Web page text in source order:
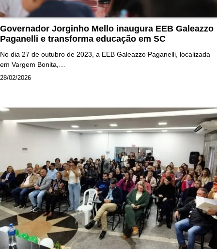
Governador Jorginho Mello inaugura EEB Galeazzo
Paganelli e transforma educação em SC
No dia 27 de outubro de 2023, a EEB Galeazzo Paganelli, localizada
em Vargem Bonita,…
28/02/2026